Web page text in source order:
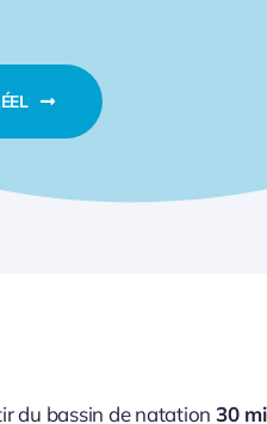
du bassin de natation 30